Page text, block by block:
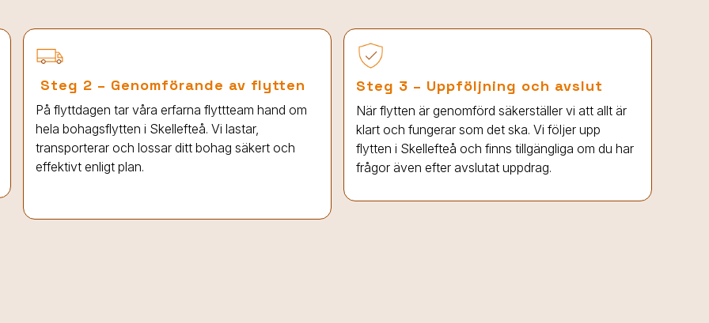
Steg 2 – Genomförande av flytten
På flyttdagen tar våra erfarna flyttteam hand om
hela bohagsflytten i Skellefteå. Vi lastar,
transporterar och lossar ditt bohag säkert och
effektivt enligt plan.
Steg 3 – Uppföljning och avslut
När flytten är genomförd säkerställer vi att allt är
klart och fungerar som det ska. Vi följer upp
flytten i Skellefteå och finns tillgängliga om du har
frågor även efter avslutat uppdrag.